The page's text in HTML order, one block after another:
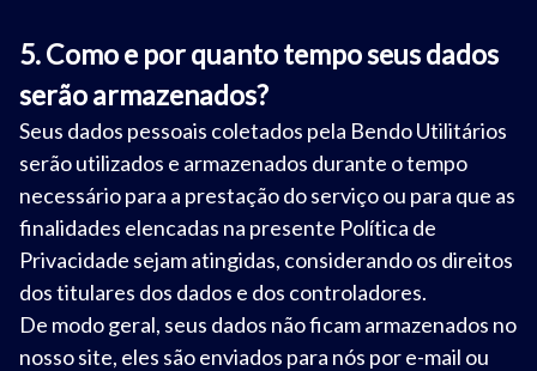
5. Como e por quanto tempo seus dados
serão armazenados?
Seus dados pessoais coletados pela Bendo Utilitários
serão utilizados e armazenados durante o tempo
necessário para a prestação do serviço ou para que as
finalidades elencadas na presente Política de
Privacidade sejam atingidas, considerando os direitos
dos titulares dos dados e dos controladores.
De modo geral, seus dados não ficam armazenados no
nosso site, eles são enviados para nós por e-mail ou